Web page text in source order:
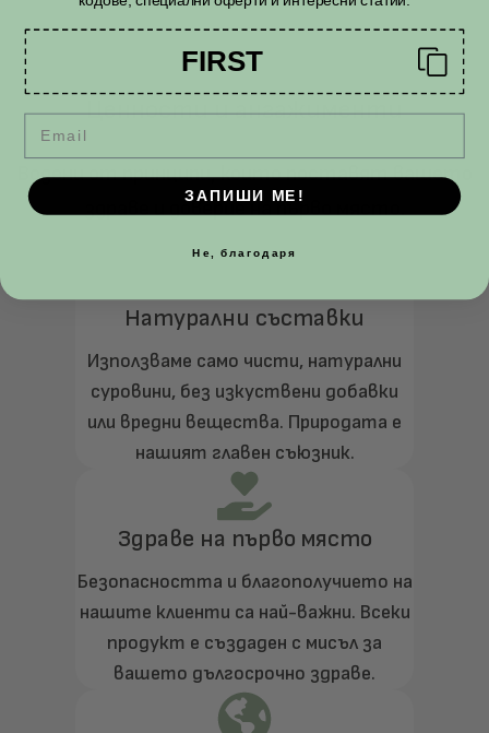
Ценности и ангажименти
Водени от принципи, които поставят вашето
здраве и доверие на първо място.
Натурални съставки
Използваме само чисти, натурални
суровини, без изкуствени добавки
или вредни вещества. Природата е
нашият главен съюзник.
Здраве на първо място
Безопасността и благополучието на
нашите клиенти са най-важни. Всеки
продукт е създаден с мисъл за
вашето дългосрочно здраве.
FIRST
ЗАПИШИ МЕ!
Не, благодаря